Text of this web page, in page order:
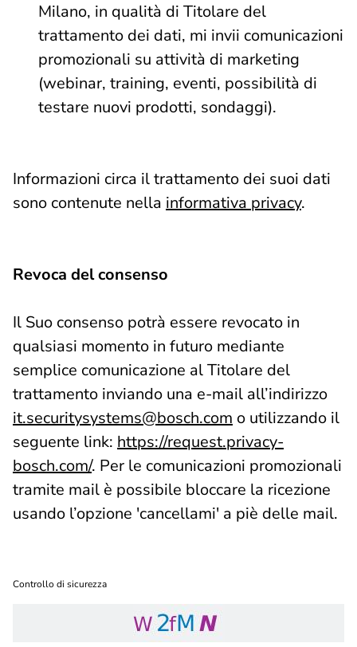
Milano, in qualità di Titolare del
trattamento dei dati, mi invii comunicazioni
promozionali su attività di marketing
(webinar, training, eventi, possibilità di
testare nuovi prodotti, sondaggi).
Informazioni circa il trattamento dei suoi dati
sono contenute nella informativa privacy.
Revoca del consenso
Il Suo consenso potrà essere revocato in
qualsiasi momento in futuro mediante
semplice comunicazione al Titolare del
trattamento inviando una e-mail all’indirizzo
it.securitysystems@bosch.com o utilizzando il
seguente link: https://request.privacy-
bosch.com/. Per le comunicazioni promozionali
tramite mail è possibile bloccare la ricezione
usando l’opzione 'cancellami' a piè delle mail.
Controllo di sicurezza